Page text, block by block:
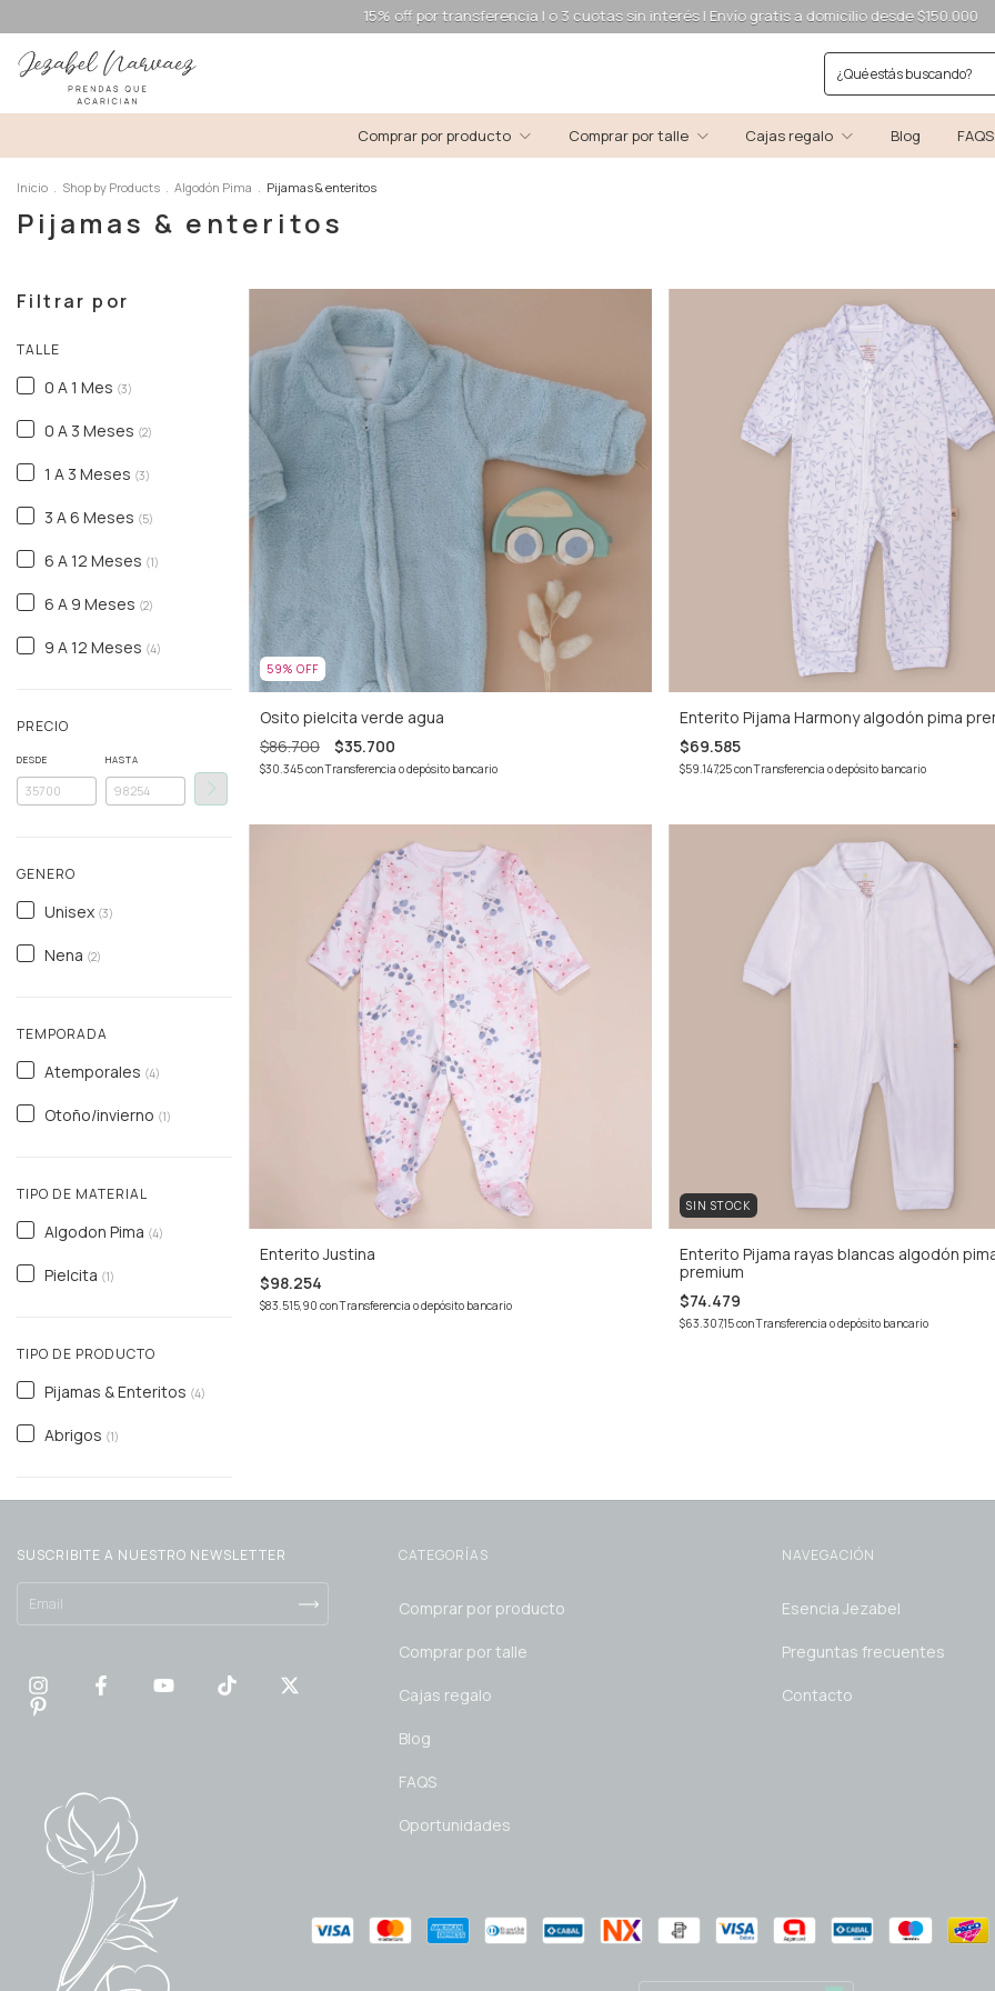
15% off por transferencia | o 3 cuotas sin interés | Envío gratis a domicilio desde $150.000 15% off por
Comprar por producto Comprar por talle Cajas regalo Blog FAQS
Inicio . Shop by Products . Algodón Pima . Pijamas & enteritos
Pijamas & enteritos
Filtrar por
TALLE
0 A 1 Mes (3)
0 A 3 Meses (2)
1 A 3 Meses (3)
3 A 6 Meses (5)
6 A 12 Meses (1)
6 A 9 Meses (2)
9 A 12 Meses (4)
PRECIO
DESDE HASTA
GENERO
Unisex (3)
Nena (2)
TEMPORADA
Atemporales (4)
Otoño/invierno (1)
TIPO DE MATERIAL
Algodon Pima (4)
Pielcita (1)
TIPO DE PRODUCTO
Pijamas & Enteritos (4)
Abrigos (1)
59% OFF
Osito pielcita verde agua
$86.700
$35.700
$30.345conTransferencia o depósito bancario
Enterito Pijama Harmony algodón pima
$69.585
$59.147,25conTransferencia o depósito bancario
Enterito Justina
$98.254
$83.515,90 conTransferencia o depósito bancario
SIN STOCK
Enterito Pijama rayas blancas algodón
premium
$74.479
$63.307,15conTransferencia o depósito bancario
SUSCRIBITE A NUESTRO NEWSLETTER CATEGORÍAS
Comprar por producto
Comprar por talle
Cajas regalo
Blog
FAQS
Oportunidades
NAVEGACIÓN
Esencia Jezabel
Preguntas frecuentes
Contacto